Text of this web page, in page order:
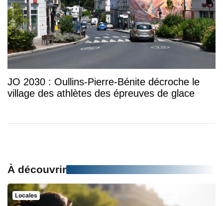
JO 2030 : Oullins-Pierre-Bénite décroche le
village des athlètes des épreuves de glace
À découvrir
Locales